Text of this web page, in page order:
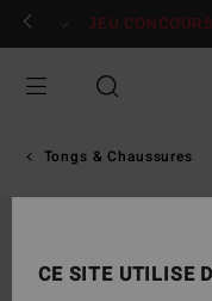
Passer
Se connecter /
JEU CONCOURS
Tongs & Chaussures
CE SITE UTILISE